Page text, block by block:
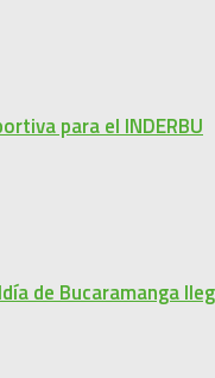
para el INDERBU
de Bucaramanga